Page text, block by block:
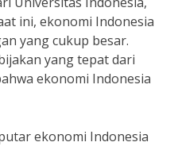
ini, ekonomi Indonesia
yang cukup besar.
yang tepat dari
ekonomi Indonesia
ekonomi Indonesia